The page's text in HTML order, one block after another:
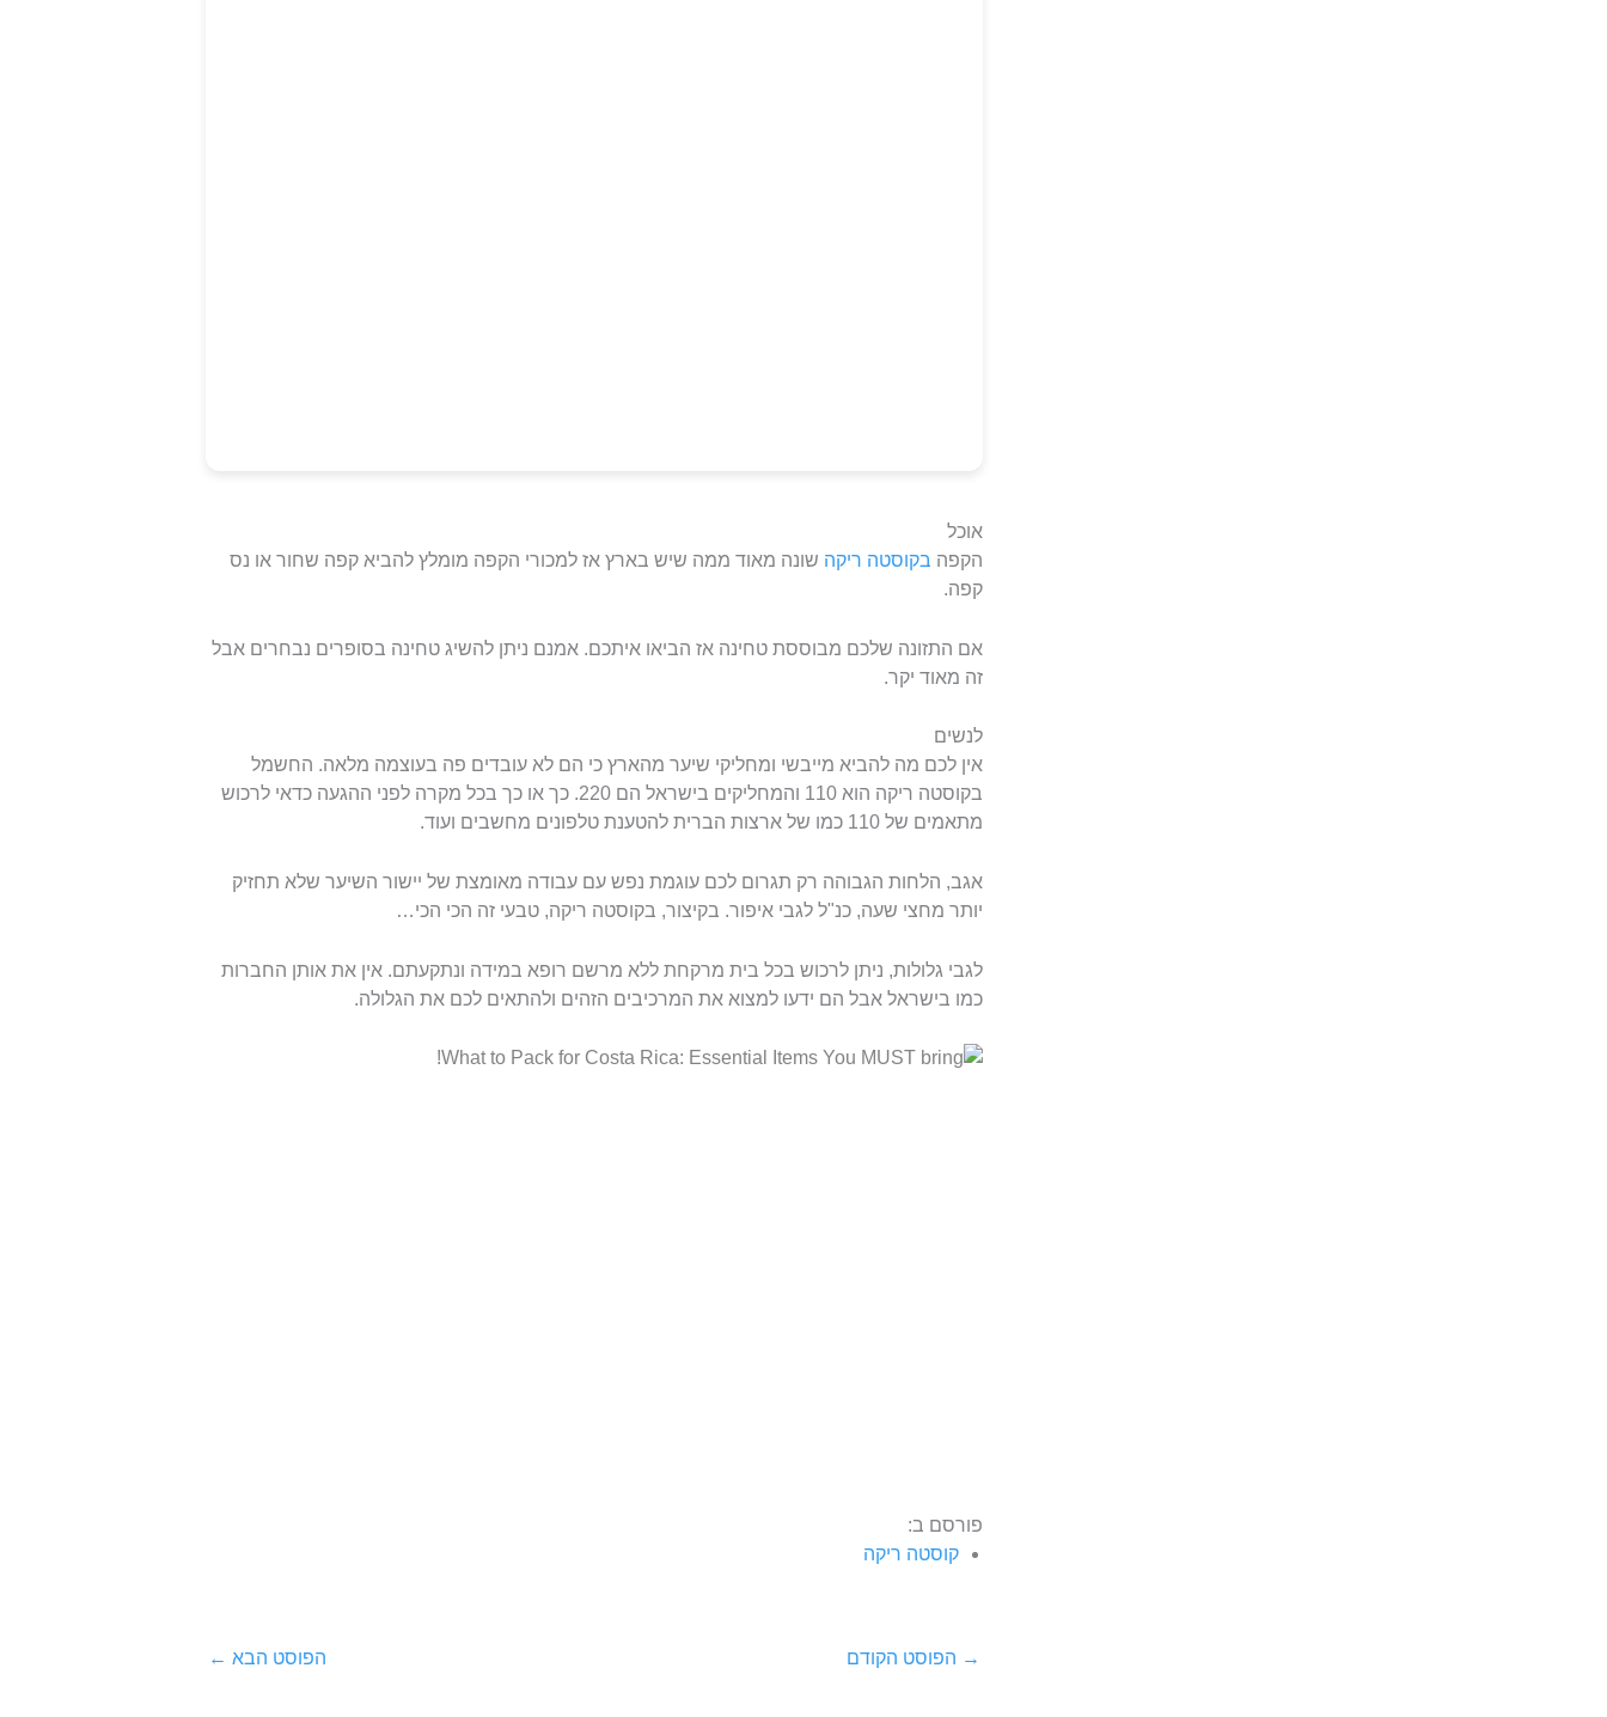
אוכל
הקפה בקוסטה ריקה שונה מאוד ממה שיש בארץ אז למכורי הקפה מומלץ להביא קפה שחור או נס
קפה.
אם התזונה שלכם מבוססת טחינה אז הביאו איתכם. אמנם ניתן להשיג טחינה בסופרים נבחרים אבל
זה מאוד יקר.
לנשים
אין לכם מה להביא מייבשי ומחליקי שיער מהארץ כי הם לא עובדים פה בעוצמה מלאה. החשמל
בקוסטה ריקה הוא 110 והמחליקים בישראל הם 220. כך או כך בכל מקרה לפני ההגעה כדאי לרכוש
מתאמים של 110 כמו של ארצות הברית להטענת טלפונים מחשבים ועוד.
אגב, הלחות הגבוהה רק תגרום לכם עוגמת נפש עם עבודה מאומצת של יישור השיער שלא תחזיק
יותר מחצי שעה, כנ"ל לגבי איפור. בקיצור, בקוסטה ריקה, טבעי זה הכי הכי…
לגבי גלולות, ניתן לרכוש בכל בית מרקחת ללא מרשם רופא במידה ונתקעתם. אין את אותן החברות
כמו בישראל אבל הם ידעו למצוא את המרכיבים הזהים ולהתאים לכם את הגלולה.
פורסם ב:
קוסטה ריקה
→ הפוסט הקודם הפוסט הבא ←